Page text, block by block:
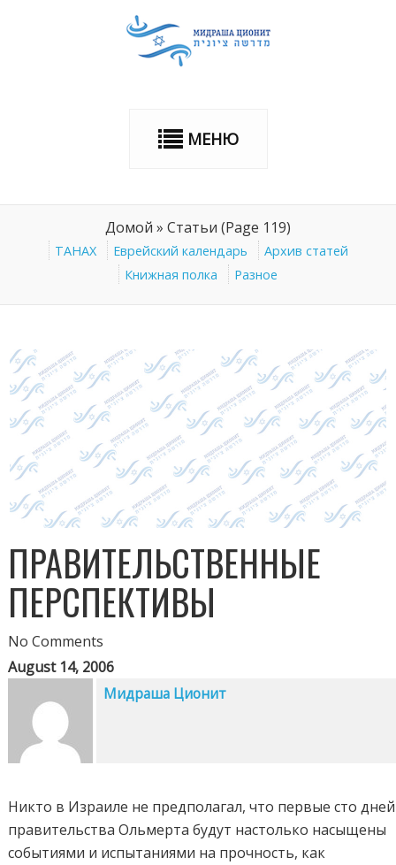
МЕНЮ
Домой » Статьи (Page 119)
ТАНАХ Еврейский календарь
Архив статей
Книжная полка
Разное
ПРАВИТЕЛЬСТВЕННЫЕ
ПЕРСПЕКТИВЫ
No Comments
August 14, 2006
Мидраша Ционит
Никто в Израиле не предполагал, что первые сто дней
правительства Ольмерта будут настолько насыщены
событиями и испытаниями на прочность, как